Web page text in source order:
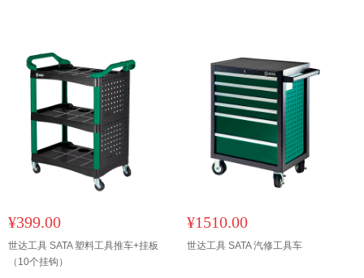
¥399.00
世达工具 SATA 塑料工具推车+挂板
（10个挂钩）
¥1510.00
世达工具 SATA 汽修工具车